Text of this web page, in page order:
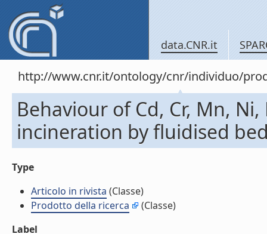
data.CNR.it
http://www.cnr.it/ontology/cnr/individuo/
Behaviour of Cd, Cr, Mn,
incineration by fluidised
Type
Articolo in rivista (Classe)
Prodotto della ricerca
(Classe)
Label